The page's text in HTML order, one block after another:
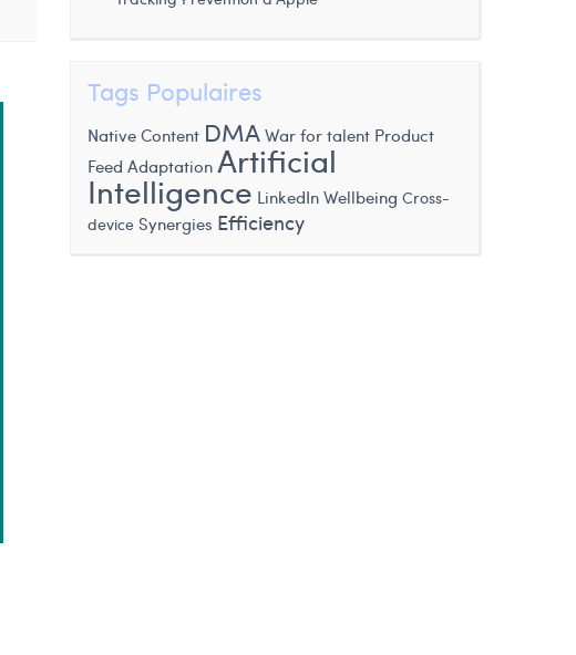
Tags Populaires
Native Content DMAWar for talent Product
Feed AdaptationArtificial
Intelligence LinkedInWellbeing Cross-
device Synergies Efficiency